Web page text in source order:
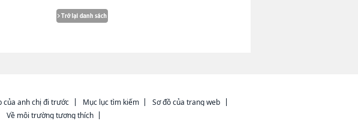
của anh chị đi trước Mục lục tìm kiếm
Sơ đồ của trang web
Về môi trường tương thích